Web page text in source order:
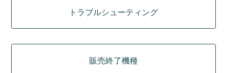
トラブルシューティング
販売終了機種